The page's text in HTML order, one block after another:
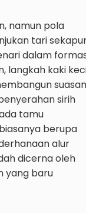
namun pola
tari
dalam
langkah kaki
sirih
tamu
berupa
alur
dicerna oleh
yang baru